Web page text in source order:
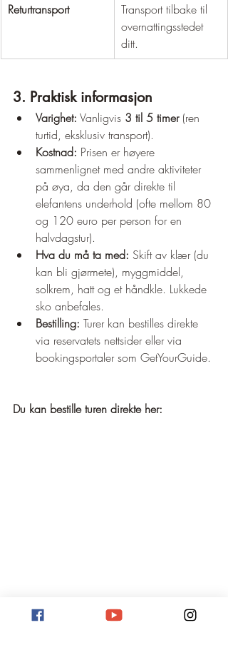
Returtransport
Transport tilbake til
overnattingsstedet
ditt.
3. Praktisk informasjon
Varighet: Vanligvis 3 til 5 timer (ren
turtid, eksklusiv transport).
Kostnad: Prisen er høyere
sammenlignet med andre aktiviteter
på øya, da den går direkte til
elefantens underhold (ofte mellom 80
og 120 euro per person for en
halvdagstur).
Hva du må ta med: Skift av klær (du
kan bli gjørmete), myggmiddel,
solkrem, hatt og et håndkle. Lukkede
sko anbefales.
Bestilling: Turer kan bestilles direkte
via reservatets nettsider eller via
bookingsportaler som GetYourGuide.
Du kan bestille turen direkte her: